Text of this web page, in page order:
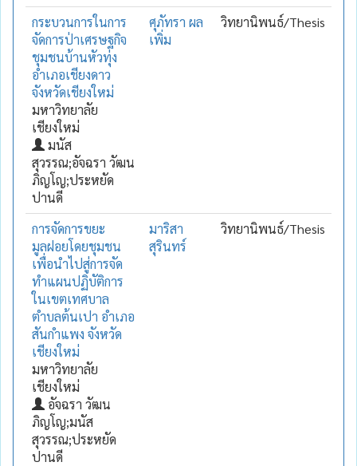
กระบวนการในการ
จัดการป่าเศรษฐกิจ
ชุมชนบ้านหัวทุ่ง
อำเภอเชียงดาว
จังหวัดเชียงใหม่
มหาวิทยาลัย
เชียงใหม่
มนัส
สุวรรณ;อัจฉรา วัฒน
ภิญโญ;ประหยัด
ปานดี
ศุภัทรา ผล
เพิ่ม
วิทยานิพนธ์/Thesis
การจัดการขยะ
มูลฝอยโดยชุมชน
เพื่อนำไปสู่การจัด
ทำแผนปฏิบัติการ
ในเขตเทศบาล
ตำบลต้นเปา อำเภอ
สันกำแพง จังหวัด
เชียงใหม่
มหาวิทยาลัย
เชียงใหม่
อัจฉรา วัฒน
ภิญโญ;มนัส
สุวรรณ;ประหยัด
ปานดี
มาริสา
สุรินทร์
วิทยานิพนธ์/Thesis